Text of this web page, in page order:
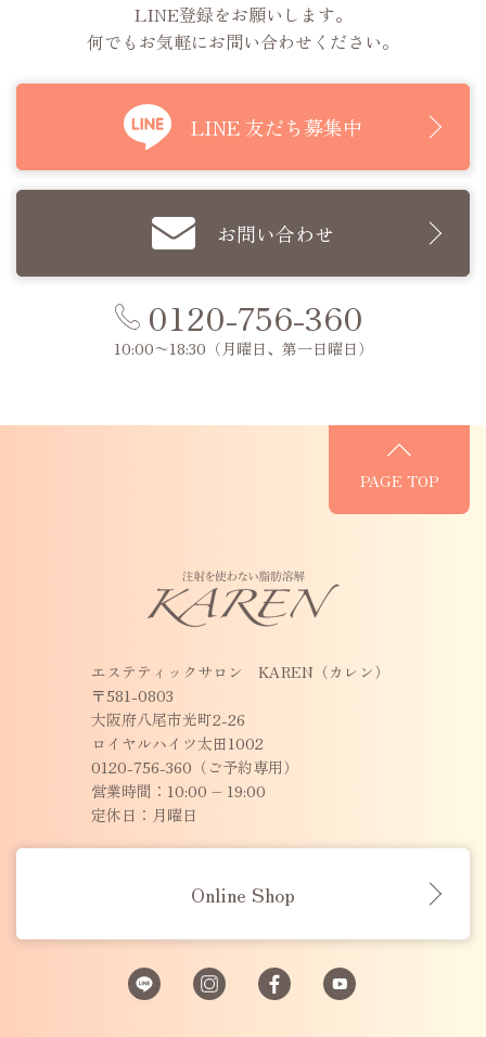
LINE登録をお願いします。
何でもお気軽にお問い合わせください。
LINE 友だち募集中
お問い合わせ
0120-756-360
10:00〜18:30 （月曜日、第一日曜日）
PAGE TOP
エステティックサロン KAREN（カレン）
〒581-0803
大阪府八尾市光町2-26
ロイヤルハイツ太田1002
0120-756-360（ご予約専用）
営業時間：10:00 – 19:00
定休日：月曜日
Online Shop